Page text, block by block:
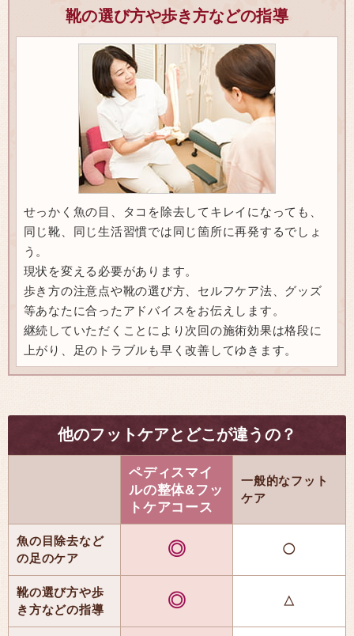
靴の選び方や歩き方などの指導
せっかく魚の目、タコを除去してキレイになっても、
同じ靴、同じ生活習慣では同じ箇所に再発するでしょ
う。
現状を変える必要があります。
歩き方の注意点や靴の選び方、セルフケア法、グッズ
等あなたに合ったアドバイスをお伝えします。
継続していただくことにより次回の施術効果は格段に
上がり、足のトラブルも早く改善してゆきます。
他のフットケアとどこが違うの？
ペディスマイ
ルの整体&フッ
トケアコース
一般的なフット
ケア
魚の目除去など
の足のケア
◎ ◯
靴の選び方や歩
き方などの指導
◎ △